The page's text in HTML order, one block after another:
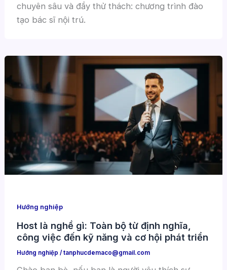
chuyên sâu và đầy thử thách: chương trình đào
tạo bác sĩ nội trú.
Hướng nghiệp
Host là nghề gì: Toàn bộ từ định nghĩa,
công việc đến kỹ năng và cơ hội phát triển
Hướng nghiệp /tanphucdemaco@gmail.com